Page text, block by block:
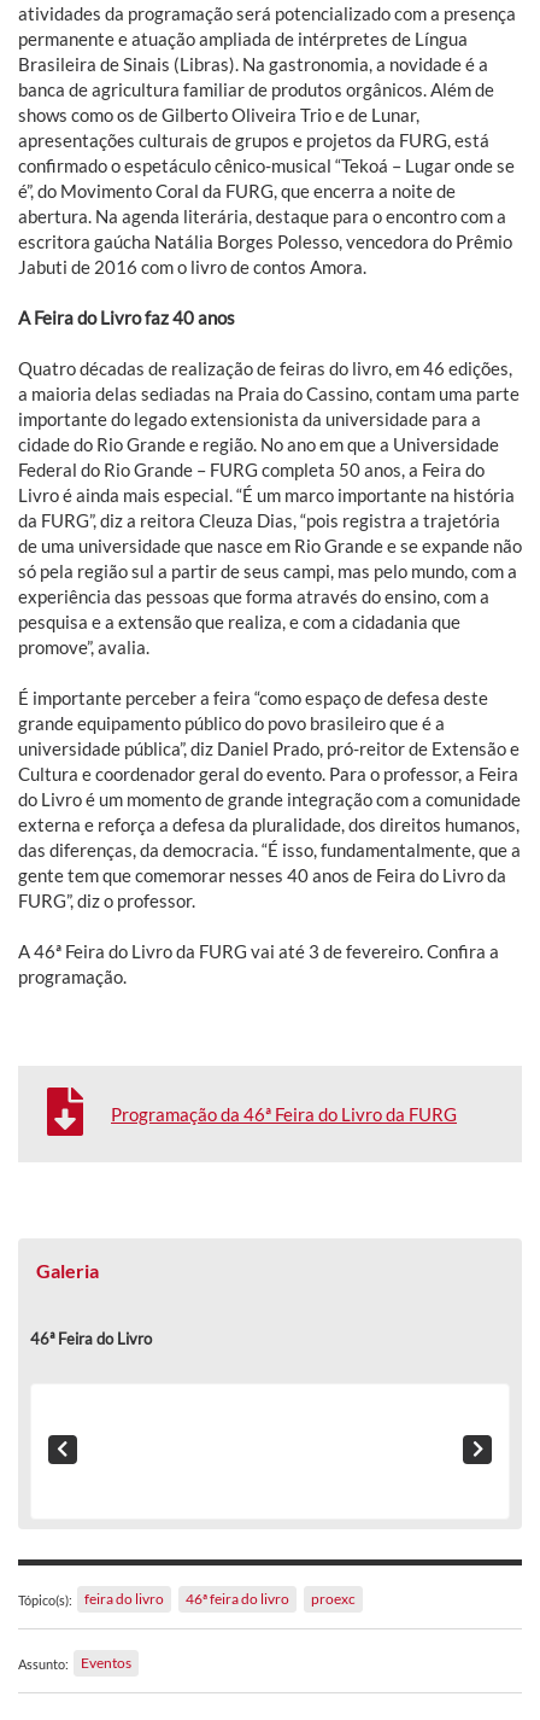
atividades da programação será potencializado com a presença
permanente e atuação ampliada de intérpretes de Língua
Brasileira de Sinais (Libras). Na gastronomia, a novidade é a
banca de agricultura familiar de produtos orgânicos. Além de
shows como os de Gilberto Oliveira Trio e de Lunar,
apresentações culturais de grupos e projetos da FURG, está
confirmado o espetáculo cênico-musical “Tekoá – Lugar onde se
é”, do Movimento Coral da FURG, que encerra a noite de
abertura. Na agenda literária, destaque para o encontro com a
escritora gaúcha Natália Borges Polesso, vencedora do Prêmio
Jabuti de 2016 com o livro de contos Amora.
A Feira do Livro faz 40 anos
Quatro décadas de realização de feiras do livro, em 46 edições,
a maioria delas sediadas na Praia do Cassino, contam uma parte
importante do legado extensionista da universidade para a
cidade do Rio Grande e região. No ano em que a Universidade
Federal do Rio Grande – FURG completa 50 anos, a Feira do
Livro é ainda mais especial. “É um marco importante na história
da FURG”, diz a reitora Cleuza Dias, “pois registra a trajetória
de uma universidade que nasce em Rio Grande e se expande não
só pela região sul a partir de seus campi, mas pelo mundo, com a
experiência das pessoas que forma através do ensino, com a
pesquisa e a extensão que realiza, e com a cidadania que
promove”, avalia.
É importante perceber a feira “como espaço de defesa deste
grande equipamento público do povo brasileiro que é a
universidade pública”, diz Daniel Prado, pró-reitor de Extensão e
Cultura e coordenador geral do evento. Para o professor, a Feira
do Livro é um momento de grande integração com a comunidade
externa e reforça a defesa da pluralidade, dos direitos humanos,
das diferenças, da democracia. “É isso, fundamentalmente, que a
gente tem que comemorar nesses 40 anos de Feira do Livro da
FURG”, diz o professor.
A 46ª Feira do Livro da FURG vai até 3 de fevereiro. Confira a
programação.
Programação da 46ª Feira do Livro da FURG
Galeria
46ª Feira do Livro
Tópico(s): feira do livro 46ª feira do livro proexc
Assunto: Eventos